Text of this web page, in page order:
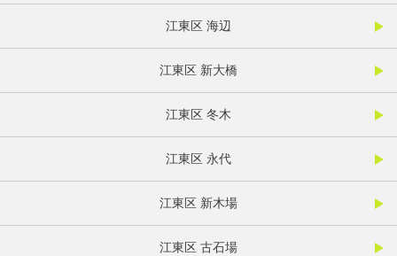
江東区 海辺
江東区 新大橋
江東区 冬木
江東区 永代
江東区 新木場
江東区 古石場